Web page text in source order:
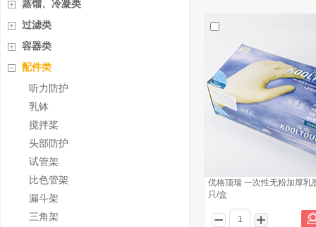
蒸馏、冷凝类
过滤类
容器类
配件类
听力防护
乳钵
搅拌桨
头部防护
试管架
比色管架
漏斗架
三角架
优格顶瑞 一次性无粉加厚乳
只/盒